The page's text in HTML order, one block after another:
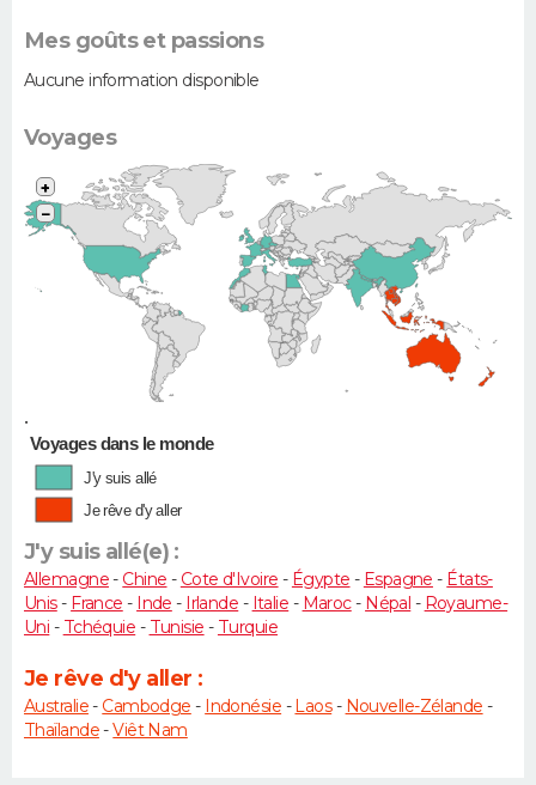
Mes goûts et passions
Aucune information disponible
Voyages
•
+
−
Voyages dans le monde
J'y suis allé
Je rêve d'y aller
J'y suis allé(e) :
Allemagne- Chine - Cote d'Ivoire - Égypte - Espagne - États-
Unis- France - Inde - Irlande - Italie - Maroc- Népal - Royaume-
Uni - Tchéquie - Tunisie - Turquie
Je rêve d'y aller :
Australie- Cambodge - Indonésie -Laos- Nouvelle-Zélande -
Thaïlande-Viêt Nam